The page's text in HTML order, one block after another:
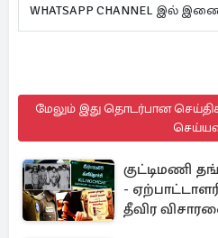
WHATSAPP CHANNEL இல்
மேலும் இது தொடர்பான
குட்டிமணி
-
தீவிர